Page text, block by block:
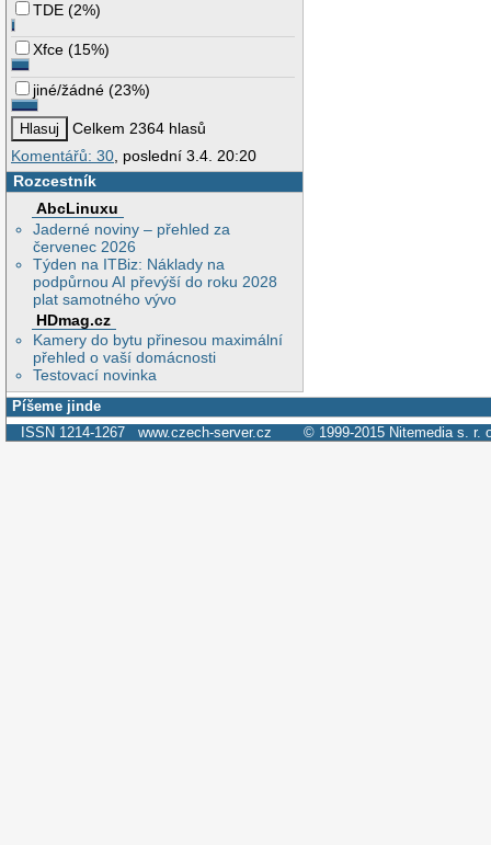
TDE (2%)
Xfce (15%)
jiné/žádné (23%)
Celkem 2364 hlasů
Komentářů: 30, poslední 3.4. 20:20
Rozcestník
AbcLinuxu
Jaderné noviny – přehled za
červenec 2026
Týden na ITBiz: Náklady na
podpůrnou AI převýší do roku 2028
plat samotného vývo
HDmag.cz
Kamery do bytu přinesou maximální
přehled o vaší domácnosti
Testovací novinka
Píšeme jinde
ISSN 1214-1267 www.czech-server.cz © 1999-2015 Nitemedia s. r.